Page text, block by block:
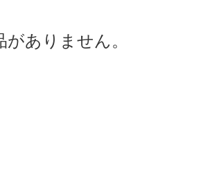
ありません。